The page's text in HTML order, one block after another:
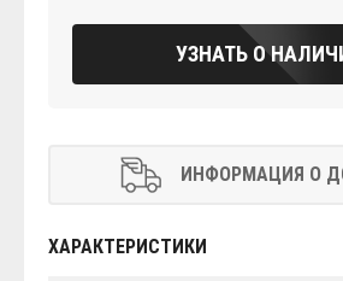
УЗНАТЬ О
ИНФОРМАЦИЯ О
ХАРАКТЕРИСТИКИ